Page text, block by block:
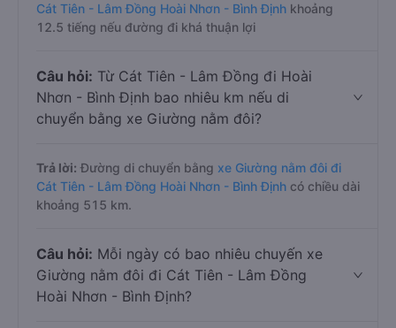
Cát Tiên - Lâm Đồng Hoài Nhơn - Bình Định khoảng
12.5 tiếng nếu đường đi khá thuận lợi
Câu hỏi: Từ Cát Tiên - Lâm Đồng đi Hoài
Nhơn - Bình Định bao nhiêu km nếu di
chuyển bằng xe Giường nằm đôi?
Trả lời: Đường di chuyển bằng xe Giường nằm đôi đi
Cát Tiên - Lâm Đồng Hoài Nhơn - Bình Định có chiều dài
khoảng 515 km.
Câu hỏi: Mỗi ngày có bao nhiêu chuyến xe
Giường nằm đôi đi Cát Tiên - Lâm Đồng
Hoài Nhơn - Bình Định?